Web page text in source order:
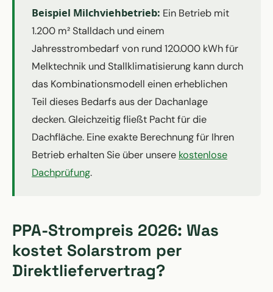
Beispiel Milchviehbetrieb: Ein Betrieb mit
1.200 m² Stalldach und einem
Jahresstrombedarf von rund 120.000 kWh für
Melktechnik und Stallklimatisierung kann durch
das Kombinationsmodell einen erheblichen
Teil dieses Bedarfs aus der Dachanlage
decken. Gleichzeitig fließt Pacht für die
Dachfläche. Eine exakte Berechnung für Ihren
Betrieb erhalten Sie über unsere kostenlose
Dachprüfung.
PPA-Strompreis 2026: Was
kostet Solarstrom per
Direktliefervertrag?